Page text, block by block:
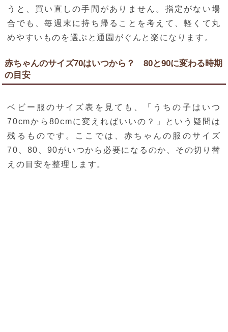
うと、買い直しの手間がありません。指定がない場
合でも、毎週末に持ち帰ることを考えて、軽くて丸
めやすいものを選ぶと通園がぐんと楽になります。
赤ちゃんのサイズ70はいつから？ 80と90に変わる時期
の目安
ベビー服のサイズ表を見ても、「うちの子はいつ
70cmから80cmに変えればいいの？」という疑問は
残るものです。ここでは、赤ちゃんの服のサイズ
70、80、90がいつから必要になるのか、その切り替
えの目安を整理します。